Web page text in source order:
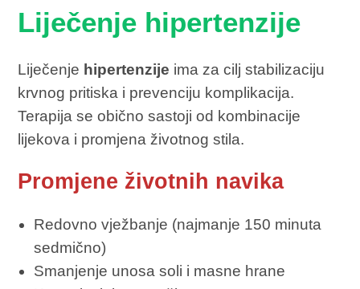
Liječenje hipertenzije
Liječenje hipertenzije ima za cilj stabilizaciju
krvnog pritiska i prevenciju komplikacija.
Terapija se obično sastoji od kombinacije
lijekova i promjena životnog stila.
Promjene životnih navika
Redovno vježbanje (najmanje 150 minuta
sedmično)
Smanjenje unosa soli i masne hrane